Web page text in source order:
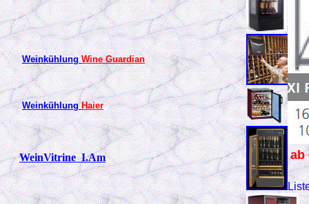
WeinkühlungWine Guardian
WeinkühlungHaier
WeinVitrineI.Am ab